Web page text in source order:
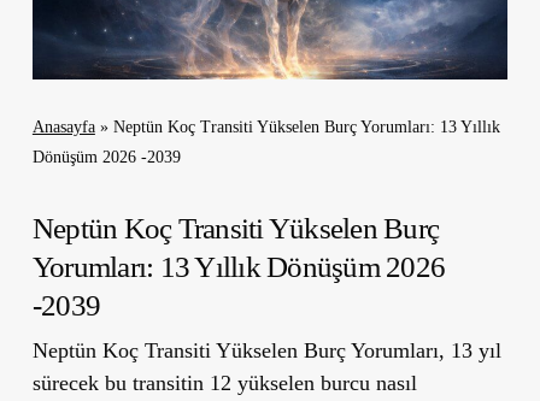
Anasayfa» Neptün Koç Transiti Yükselen Burç Yorumları: 13 Yıllık
Dönüşüm 2026 -2039
Neptün Koç Transiti Yükselen Burç
Yorumları: 13 Yıllık Dönüşüm 2026
-2039
Neptün Koç Transiti Yükselen Burç Yorumları, 13 yıl
sürecek bu transitin 12 yükselen burcu nasıl